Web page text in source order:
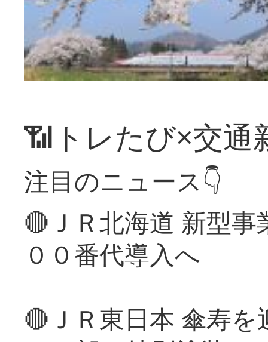
📶トレたび×交通
注目のニュース👇
🔴ＪＲ北海道 新型
００番代導入へ
🔴ＪＲ東日本 傘寿